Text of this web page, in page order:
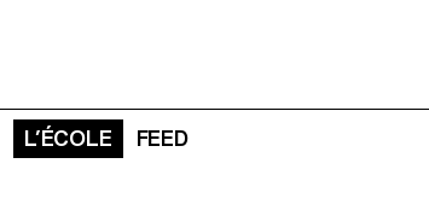
L’ÉCOLE FEED